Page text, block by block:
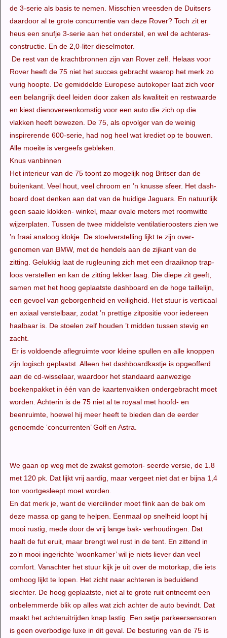
de 3-serie als basis te nemen. Misschien vreesden de Duitsers
daardoor al te grote concurrentie van deze Rover? Toch zit er
heus een snufje 3-serie aan het onderstel, en wel de achteras-
constructie. En de 2,0-liter dieselmotor.
De rest van de krachtbronnen zijn van Rover zelf. Helaas voor
Rover heeft de 75 niet het succes gebracht waarop het merk zo
vurig hoopte. De gemiddelde Europese autokoper laat zich voor
een belangrijk deel leiden door zaken als kwaliteit en restwaarde
en kiest dienovereenkomstig voor een auto die zich op die
vlakken heeft bewezen. De 75, als opvolger van de weinig
inspirerende 600-serie, had nog heel wat krediet op te bouwen.
Alle moeite is vergeefs gebleken.
Knus vanbinnen
Het interieur van de 75 toont zo mogelijk nog Britser dan de
buitenkant. Veel hout, veel chroom en ’n knusse sfeer. Het dash-
board doet denken aan dat van de huidige Jaguars. En natuurlijk
geen saaie klokken- winkel, maar ovale meters met roomwitte
wijzerplaten. Tussen de twee middelste ventilatieroosters zien we
’n fraai analoog klokje. De stoelverstelling lijkt te zijn over-
genomen van BMW, met de hendels aan de zijkant van de
zitting. Gelukkig laat de rugleuning zich met een draaiknop trap-
loos verstellen en kan de zitting lekker laag. Die diepe zit geeft,
samen met het hoog geplaatste dashboard en de hoge taillelijn,
een gevoel van geborgenheid en veiligheid. Het stuur is verticaal
en axiaal verstelbaar, zodat ’n prettige zitpositie voor iedereen
haalbaar is. De stoelen zelf houden ’t midden tussen stevig en
zacht.
Er is voldoende aflegruimte voor kleine spullen en alle knoppen
zijn logisch geplaatst. Alleen het dashboardkastje is opgeofferd
aan de cd-wisselaar, waardoor het standaard aanwezige
boekenpakket in één van de kaartenvakken ondergebracht moet
worden. Achterin is de 75 niet al te royaal met hoofd- en
beenruimte, hoewel hij meer heeft te bieden dan de eerder
genoemde ‘concurrenten’ Golf en Astra.
We gaan op weg met de zwakst gemotori- seerde versie, de 1.8
met 120 pk. Dat lijkt vrij aardig, maar vergeet niet dat er bijna 1,4
ton voortgesleept moet worden.
En dat merk je, want de viercilinder moet flink aan de bak om
deze massa op gang te helpen. Eenmaal op snelheid loopt hij
mooi rustig, mede door de vrij lange bak- verhoudingen. Dat
haalt de fut eruit, maar brengt wel rust in de tent. En zittend in
zo’n mooi ingerichte ‘woonkamer’ wil je niets liever dan veel
comfort. Vanachter het stuur kijk je uit over de motorkap, die iets
omhoog lijkt te lopen. Het zicht naar achteren is beduidend
slechter. De hoog geplaatste, niet al te grote ruit ontneemt een
onbelemmerde blik op alles wat zich achter de auto bevindt. Dat
maakt het achteruitrijden knap lastig. Een setje parkeersensoren
is geen overbodige luxe in dit geval. De besturing van de 75 is